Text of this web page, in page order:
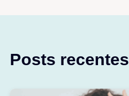
Posts recentes